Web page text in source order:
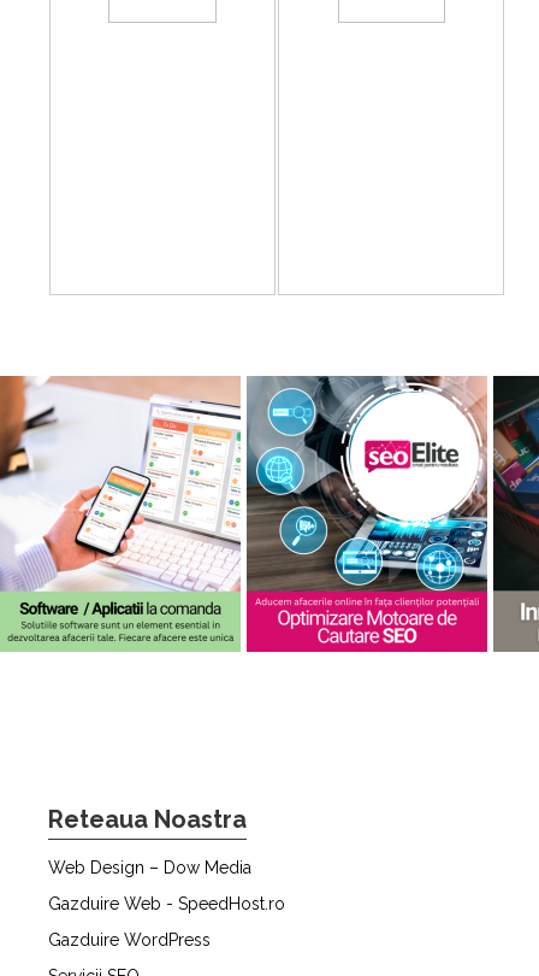
Reteaua Noastra
Web Design – Dow Media
Gazduire Web - SpeedHost.ro
Gazduire WordPress